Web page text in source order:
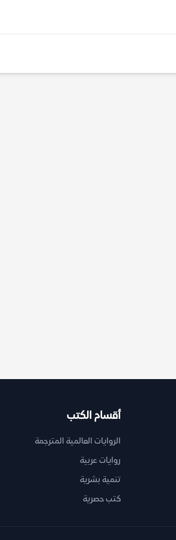
أقسام الكتب
الروايات العالمية المترجمة
روايات عربية
تنمية بشرية
كتب حصرية